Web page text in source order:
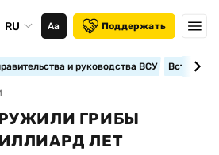
RU Аа Поддержать
и руководства ВСУ
ГРИБЫ
ЛЕТ